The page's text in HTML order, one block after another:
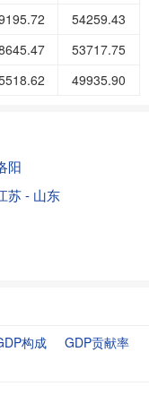
54259.43
53717.75
49935.90
阳
苏 - 山东
构成
GDP贡献率